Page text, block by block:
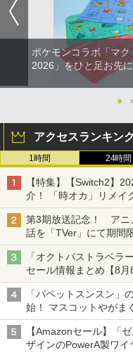
ポケモンコラボ「マ
2026」をひと足お先
●
アクセスランキン
1時間 24時間
【特集】【Switch2】
介！ 「時オカ」リメ
第3期放送記念！ アニ
話を「TVer」にて期間
「オクトパストラベラ
セール情報まとめ【8月
ニンテンドーeショッ
「パペットスンスン」
始！ マスコットやがま
【Amazonセール】「
ザインのPowerA製ワイ